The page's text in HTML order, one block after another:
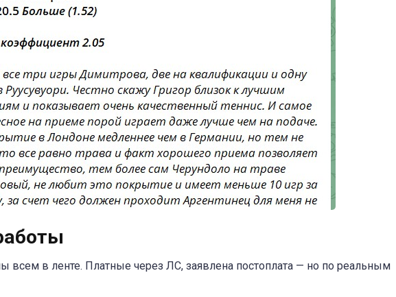
всем в ленте. Платные через ЛС, заявлена постоплата — но по реальным